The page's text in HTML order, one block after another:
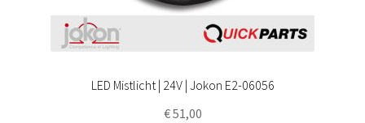
LED Mistlicht | 24V | Jokon E2-06056
€51,00